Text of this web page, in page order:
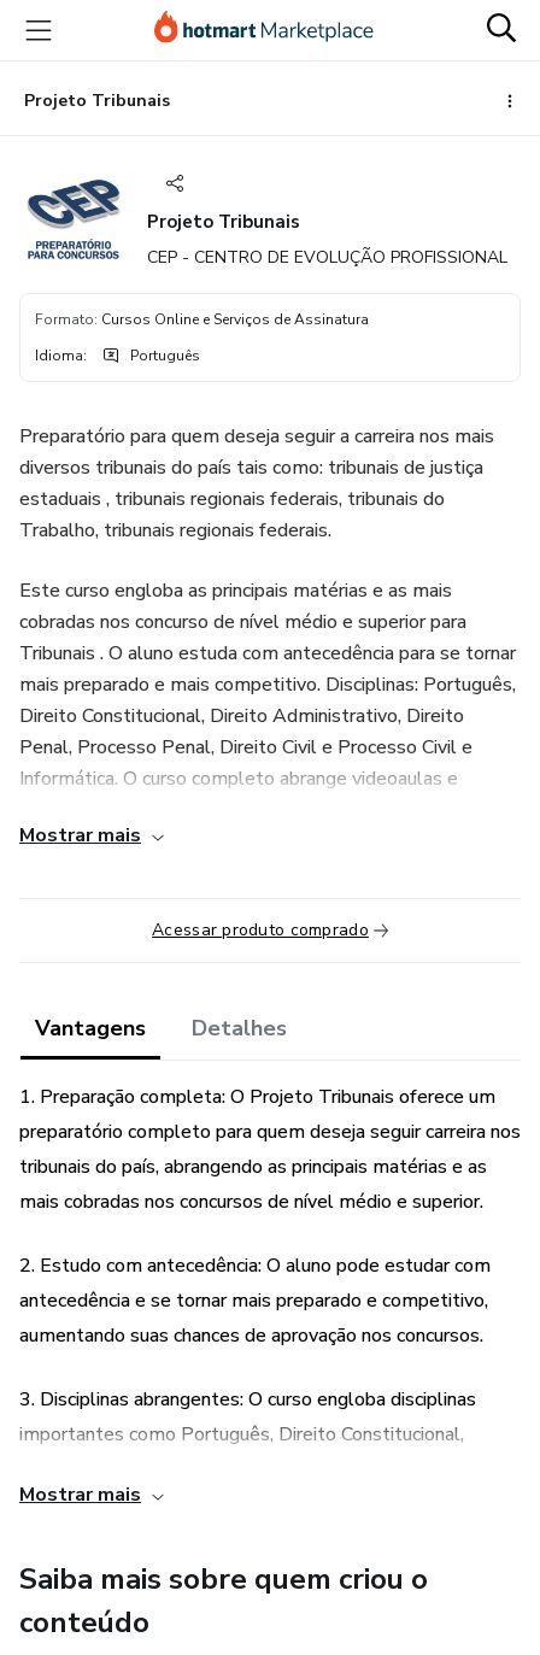
para
conteúdo
principal
para
pagamento
para
rodapéProjeto Tribunais
Projeto Tribunais
CEP - CENTRO DE EVOLUÇÃO PROFISSIONAL
Formato: Cursos Online e Serviços de Assinatura
Idioma: Português
Preparatório para quem deseja seguir a carreira nos mais
diversos tribunais do país tais como: tribunais de justiça
estaduais , tribunais regionais federais, tribunais do
Trabalho, tribunais regionais federais.
Este curso engloba as principais matérias e as mais
cobradas nos concurso de nível médio e superior para
Tribunais . O aluno estuda com antecedência para se tornar
mais preparado e mais competitivo. Disciplinas: Português,
Direito Constitucional, Direito Administrativo, Direito
Penal, Processo Penal, Direito Civil e Processo Civil e
Informática. O curso completo abrange videoaulas e
de até 12 meses.
Mostrar mais
Acessar produto comprado
Vantagens Detalhes
1. Preparação completa: O Projeto Tribunais oferece um
preparatório completo para quem deseja seguir carreira nos
tribunais do país, abrangendo as principais matérias e as
mais cobradas nos concursos de nível médio e superior.
2. Estudo com antecedência: O aluno pode estudar com
antecedência e se tornar mais preparado e competitivo,
aumentando suas chances de aprovação nos concursos.
3. Disciplinas abrangentes: O curso engloba disciplinas
importantes como Português, Direito Constitucional,
Direito Civil e Processo Civil e Informática, garantindo uma
4. Videoaulas e materiais de apoio: O curso completo
oferece videoaulas e materiais de apoio, que podem ser
Mostrar mais
Saiba mais sobre quem criou o
conteúdo